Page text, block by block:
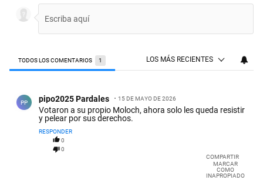
TODOS LOS COMENTARIOS 1 LOS MÁS RECIENTES
PP pipo2025 Pardales 15 DE MAYO DE 2026
Votaron a su propio Moloch, ahora solo les queda resistir
y pelear por sus derechos.
RESPONDER
0
0
COMPARTIR
MARCAR
COMO
INAPROPIADO